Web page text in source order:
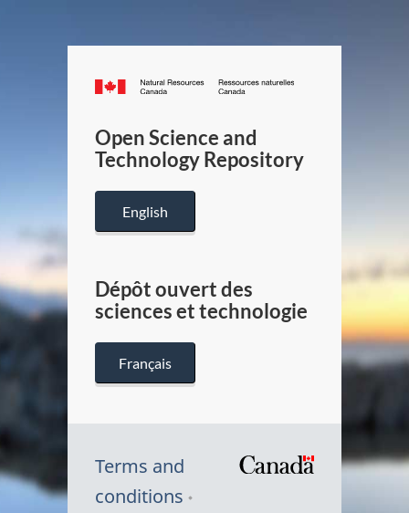
Canada.ca
/
Canada
Open Science and
Technology Repository
English
Dépôt ouvert des
sciences et technologie
Français
Terms and
conditions